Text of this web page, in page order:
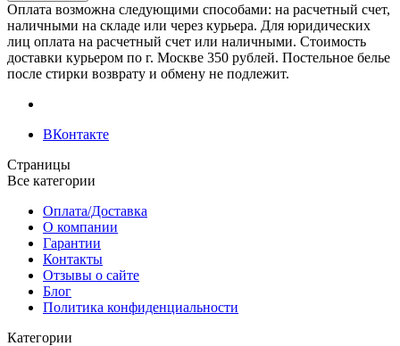
Оплата возможна следующими способами: на расчетный счет,
наличными на складе или через курьера. Для юридических
лиц оплата на расчетный счет или наличными. Стоимость
доставки курьером по г. Москве 350 рублей. Постельное белье
после стирки возврату и обмену не подлежит.
ВКонтакте
Страницы
Все категории
Оплата/Доставка
О компании
Гарантии
Контакты
Отзывы о сайте
Блог
Политика конфиденциальности
Категории